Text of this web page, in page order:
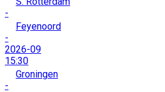
-
Feyenoord
-
2026-09
15:30
Groningen
-